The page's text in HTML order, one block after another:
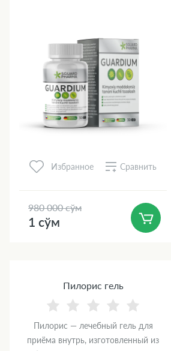
Избранное Сравнить
980 000 сўм
1 сўм
Пилорис гель
Пилорис — лечебный гель для
приёма внутрь, изготовленный из